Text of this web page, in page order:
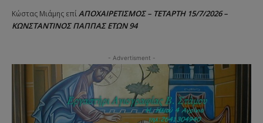
Κώστας Μιάμης επίΑΠΟΧΑΙΡΕΤΙΣΜΟΣ – ΤΕΤΑΡΤΗ 15/7/2026 –
ΚΩΝΣΤΑΝΤΙΝΟΣ ΠΑΠΠΑΣ ΕΤΩΝ 94
- Advertisment -